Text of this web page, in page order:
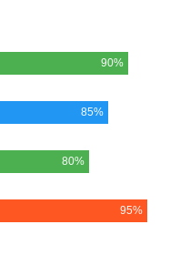
90%
85%
80%
95%